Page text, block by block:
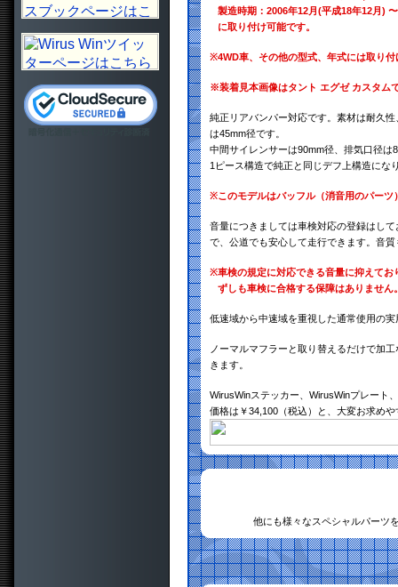
製造時期：2006年12月(平成18年12月)
に取り付け可能です。
※4WD車、その他の型式、年式には取り
※装着見本画像はタント エグゼ カスタム
純正リアバンパー対応です。素材は耐久
は45mm径です。
中間サイレンサーは90mm径、排気口径は
1ピース構造で純正と同じデフ上構造にな
※このモデルはバッフル（消音用のパー
音量につきましては車検対応の登録はし
で、公道でも安心して走行できます。音
※車検の規定に対応できる音量に抑えて
ずしも車検に合格する保障はありませ
低速域から中速域を重視した通常使用の
ノーマルマフラーと取り替えるだけで加
きます。
WirusWinステッカー、WirusWinプレート
価格は￥34,100（税込）と、大変お求め
他にも様々なスペシャルパーツ